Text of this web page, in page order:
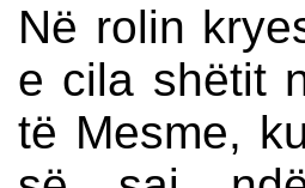
Në rolin
e cila shëtit
të Mesme,